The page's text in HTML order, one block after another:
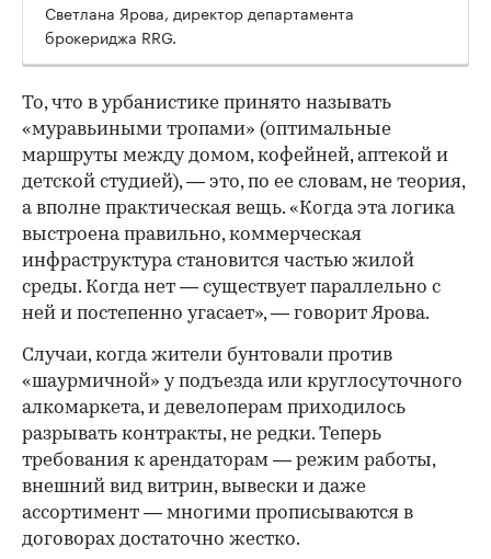
00:00
Светлана Ярова, директор департамента
брокериджа RRG.
То, что в урбанистике принято называть
«муравьиными тропами» (оптимальные
маршруты между домом, кофейней, аптекой и
детской студией), — это, по ее словам, не теория,
а вполне практическая вещь. «Когда эта логика
выстроена правильно, коммерческая
инфраструктура становится частью жилой
среды. Когда нет — существует параллельно с
ней и постепенно угасает», — говорит Ярова.
Случаи, когда жители бунтовали против
«шаурмичной» у подъезда или круглосуточного
алкомаркета, и девелоперам приходилось
разрывать контракты, не редки. Теперь
требования к арендаторам — режим работы,
внешний вид витрин, вывески и даже
ассортимент — многими прописываются в
договорах достаточно жестко.